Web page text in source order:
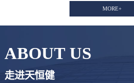
MORE+
ABOUT US
走进天恒健